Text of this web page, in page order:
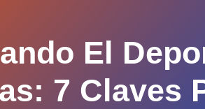
El
7 Claves